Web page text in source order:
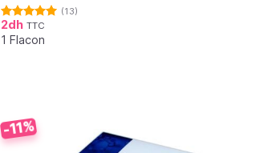
Note4.92
sur 5
(13)
2dh TTC
1 Flacon
-11%